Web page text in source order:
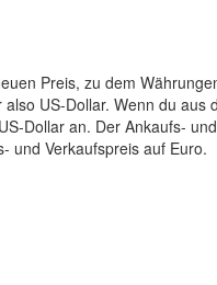
Preis, zu dem
US-Dollar. Wenn du aus
Dollar an. Der Ankaufs-
und Verkaufspreis auf Euro.